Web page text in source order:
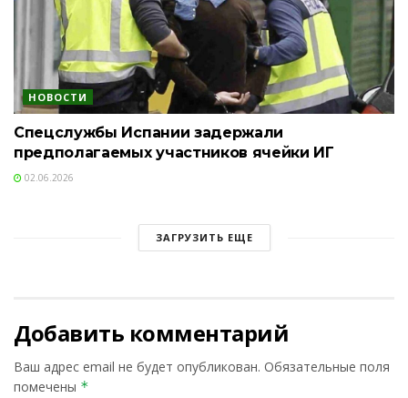
НОВОСТИ
Спецслужбы Испании задержали
предполагаемых участников ячейки ИГ
02.06.2026
ЗАГРУЗИТЬ ЕЩЕ
Добавить комментарий
Ваш адрес email не будет опубликован. Обязательные поля
помечены *